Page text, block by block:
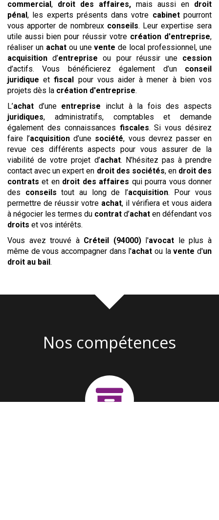
commercial , droit des affaires, mais aussi en droit
pénal , les experts présents dans votre cabinetpourront
vous apporter de nombreux conseils. Leur expertise sera
utile aussi bien pour réussir votre création d'entreprise,
réaliser un achatou unevente de local professionnel, une
acquisition d’entreprise ou pour réussir une cession
d’actifs. Vous bénéficierez également d’un conseil
juridique etfiscal
pour vous aider à mener à bien vos
projets dès la création d'entreprise.
L’achat d’une entreprise inclut à la fois des aspects
juridiques, administratifs, comptables et demande
également des connaissances fiscales. Si vous désirez
faire l’acquisition d’une société, vous devrez passer en
revue ces différents aspects pour vous assurer de la
viabilité de votre projet d’achat. N’hésitez pas à prendre
contact avec un expert en droit des sociétés, en droit des
contrats et en droit des affaires qui pourra vous donner
des conseils tout au long de l’acquisition. Pour vous
permettre de réussir votre achat, il vérifiera et vous aidera
à négocier les termes du contrat d’achat en défendant vos
droits et vos intérêts.
Vous avez trouvé à Créteil (94000)l'avocat le plus à
même de vous accompagner dans l'achat ou lavented'un
droit au bail .
Nos compétences